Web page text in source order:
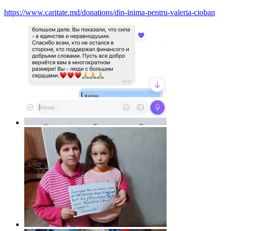
https://www.caritate.md/donations/din-inima-pentru-valeria-cioban